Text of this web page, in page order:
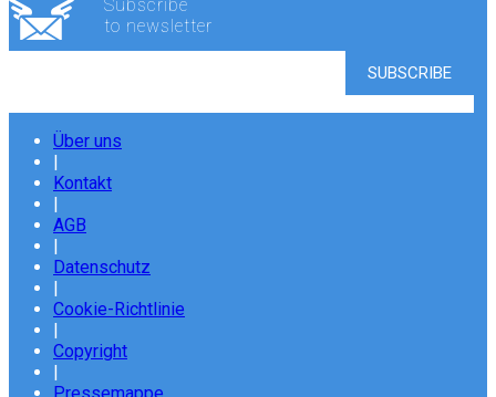
Subscribe
to newsletter
Über uns
|
Kontakt
|
AGB
|
Datenschutz
|
Cookie-Richtlinie
|
Copyright
|